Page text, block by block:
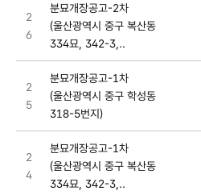
2
6
분묘개장공고-2차
(울산광역시 중구 복산동
334묘, 342-3,..
2
5
분묘개장공고-1차
(울산광역시 중구 학성동
318-5번지)
2
4
분묘개장공고-1차
(울산광역시 중구 복산동
334묘, 342-3,..